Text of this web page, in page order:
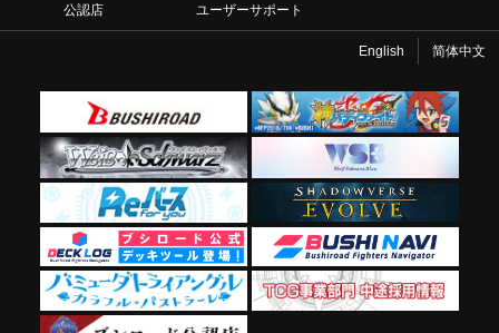
公認店
ユーザーサポート
English 简体中文